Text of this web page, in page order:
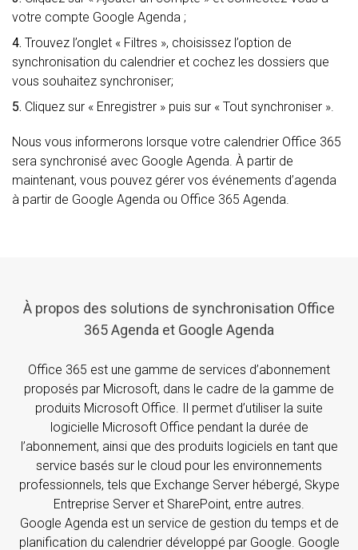
votre compte Google Agenda ;
4. Trouvez l’onglet « Filtres », choisissez l’option de
synchronisation du calendrier et cochez les dossiers que
vous souhaitez synchroniser;
5. Cliquez sur « Enregistrer » puis sur « Tout synchroniser ».
Nous vous informerons lorsque votre calendrier Office 365
sera synchronisé avec Google Agenda. À partir de
maintenant, vous pouvez gérer vos événements d’agenda
à partir de Google Agenda ou Office 365 Agenda.
À propos des solutions de synchronisation Office
365 Agenda et Google Agenda
Office 365 est une gamme de services d’abonnement
proposés par Microsoft, dans le cadre de la gamme de
produits Microsoft Office. Il permet d’utiliser la suite
logicielle Microsoft Office pendant la durée de
l’abonnement, ainsi que des produits logiciels en tant que
service basés sur le cloud pour les environnements
professionnels, tels que Exchange Server hébergé, Skype
Entreprise Server et SharePoint, entre autres.
Google Agenda est un service de gestion du temps et de
planification du calendrier développé par Google. Google